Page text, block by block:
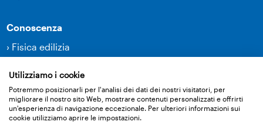
Conoscenza
› Fisica edilizia
Noi dell’Ampack
›Perché Ampack
Utilizziamo i cookie
Potremmo posizionarli per l'analisi dei dati dei nostri visitatori, per
migliorare il nostro sito Web, mostrare contenuti personalizzati e offrirti
un'esperienza di navigazione eccezionale. Per ulteriori informazioni sui
cookie utilizziamo aprire le impostazioni.